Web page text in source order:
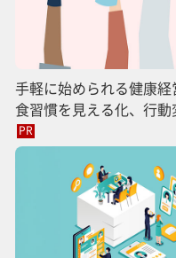
手軽に始められる健康
食習慣を見える化、行
PR